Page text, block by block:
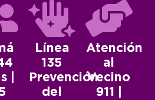
|
Línea
135
Prevención
del
Atención
al
Vecino
911 |